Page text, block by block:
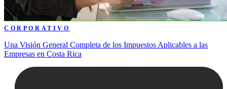
CORPORATIVO
Una Visión General Completa de los Impuestos Aplicables a las
Empresas en Costa Rica